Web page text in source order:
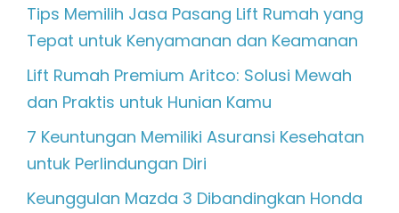
Tips Memilih Jasa Pasang Lift Rumah yang
Tepat untuk Kenyamanan dan Keamanan
Lift Rumah Premium Aritco: Solusi Mewah
dan Praktis untuk Hunian Kamu
7 Keuntungan Memiliki Asuransi Kesehatan
untuk Perlindungan Diri
Keunggulan Mazda 3 Dibandingkan Honda